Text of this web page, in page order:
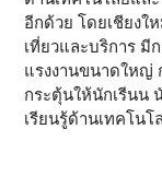
อีกด้วย โดยเชียงใ
เที่ยวและบริการ มี
แรงงานขนาดใหญ่
กระตุ้นให้นักเรีนน
เรียนรู้ด้านเทคโน